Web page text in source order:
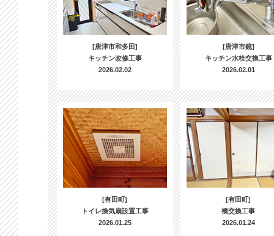
[唐津市和多田]
キッチン改修工事
2026.02.02
[唐津市鏡]
キッチン水栓交換工事
2026.02.01
[有田町]
トイレ換気扇設置工事
2026.01.25
[有田町]
襖交換工事
2026.01.24